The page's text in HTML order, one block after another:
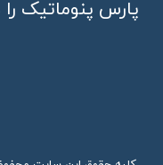
پارس پنوماتیک